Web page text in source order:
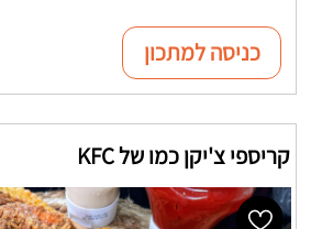
כניסה למתכון
קריספי צ'יקן כמו של KFC